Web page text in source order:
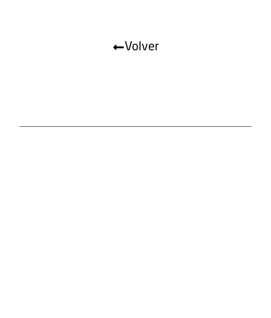
Volver